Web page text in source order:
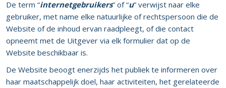
De term “internetgebruikers” of “u” verwijst naar elke
gebruiker, met name elke natuurlijke of rechtspersoon die de
Website of de inhoud ervan raadpleegt, of die contact
opneemt met de Uitgever via elk formulier dat op de
Website beschikbaar is.
De Website beoogt enerzijds het publiek te informeren over
haar maatschappelijk doel, haar activiteiten, het gerelateerde